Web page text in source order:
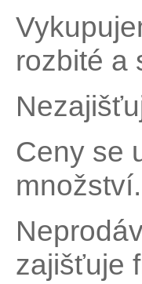
rozbité a
Ceny se
zajišťuje